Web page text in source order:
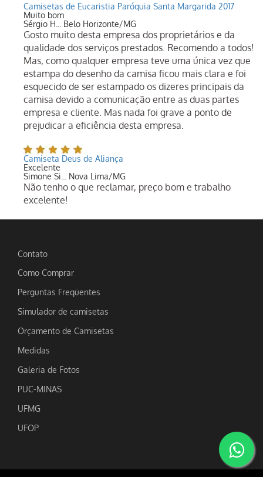
Camisetas de Eucaristia Paróquia Santa Margarida 2017
Muito bom
Sérgio H... Belo Horizonte/MG
Gosto muito desta empresa dos proprietários e da
qualidade dos serviços prestados. Recomendo a todos!
Mas, como qualquer empresa teve uma única vez que
estampa do desenho da camisa ficou mais clara e foi
esquecido de ser estampado os dizeres principais da
camisa devido a comunicação entre as duas partes
empresa e cliente. Mas nada foi grave a ponto de
prejudicar a eficiência desta empresa.
Camiseta Deus de Aliança
Excelente
Simone Si... Nova Lima/MG
Não tenho o que reclamar, preço bom e trabalho
excelente!
Contato
Como Comprar
Perguntas Freqüentes
Simulador de camisetas
Orçamento de Camisetas
Medidas
Galeria de Fotos
PUC-MINAS
UFMG
UFOP